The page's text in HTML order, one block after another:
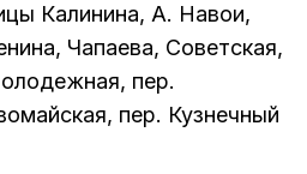
Калинина, А. Навои,
Чапаева, Советская,
пер.
пер. Кузнечный